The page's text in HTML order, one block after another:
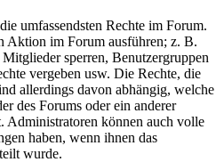
umfassendsten Rechte im Forum.
Aktion im Forum ausführen; z. B.
sperren, Benutzergruppen
vergeben usw. Die Rechte, die
allerdings davon abhängig, welche
des Forums oder ein anderer
Administratoren können auch volle
haben, wenn ihnen das
wurde.